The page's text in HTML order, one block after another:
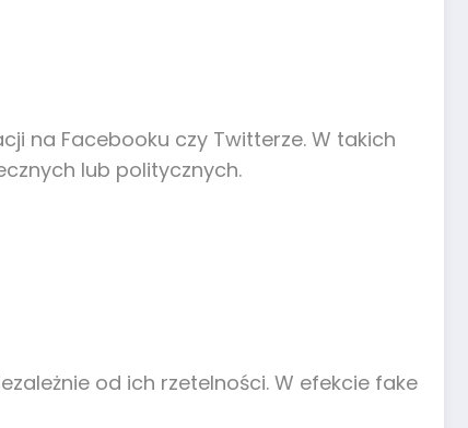
na Facebooku czy Twitterze. W takich
lub politycznych.
od ich rzetelności. W efekcie fake